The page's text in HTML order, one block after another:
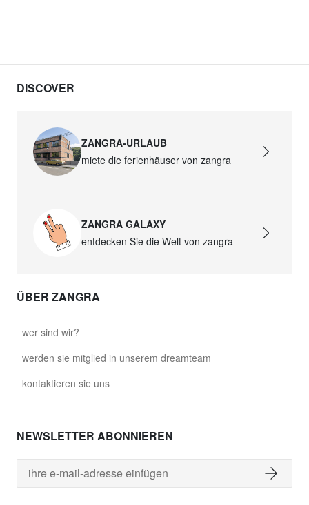
DISCOVER
ZANGRA-URLAUB
miete die ferienhäuser von zangra
ZANGRA GALAXY
entdecken Sie die Welt von zangra
ÜBER ZANGRA
wer sind wir?
werden sie mitglied in unserem dreamteam
kontaktieren sie uns
NEWSLETTER ABONNIEREN